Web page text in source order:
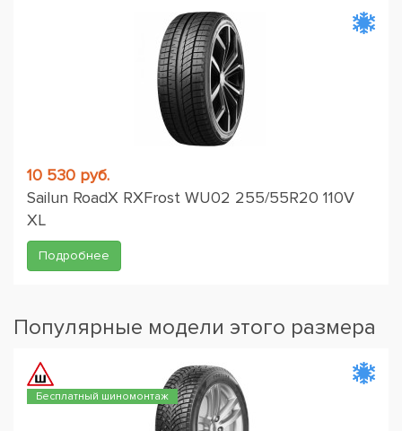
10 530 руб.
Sailun RoadX RXFrost WU02 255/55R20 110V
XL
Подробнее
Популярные модели этого размера
Бесплатный шиномонтаж